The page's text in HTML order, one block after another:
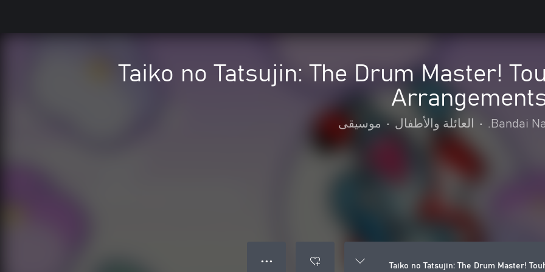
Taiko no Tatsujin: The Drum Master!
Bandai
• العائلة والأطفال • موسيقى
Taiko no Tatsujin: The Drum Master!
● ● ●